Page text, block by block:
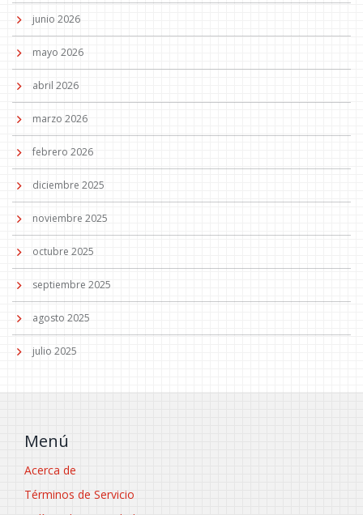
junio 2026
mayo 2026
abril 2026
marzo 2026
febrero 2026
diciembre 2025
noviembre 2025
octubre 2025
septiembre 2025
agosto 2025
julio 2025
Menú
Acerca de
Términos de Servicio